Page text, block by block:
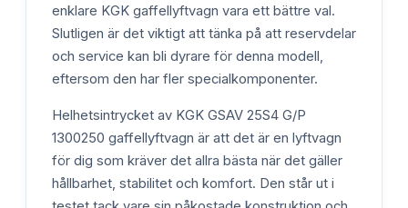
enklare KGK gaffellyftvagn vara ett bättre val.
Slutligen är det viktigt att tänka på att reservdelar
och service kan bli dyrare för denna modell,
eftersom den har fler specialkomponenter.
Helhetsintrycket av KGK GSAV 25S4 G/P
1300250 gaffellyftvagn är att det är en lyftvagn
för dig som kräver det allra bästa när det gäller
hållbarhet, stabilitet och komfort. Den står ut i